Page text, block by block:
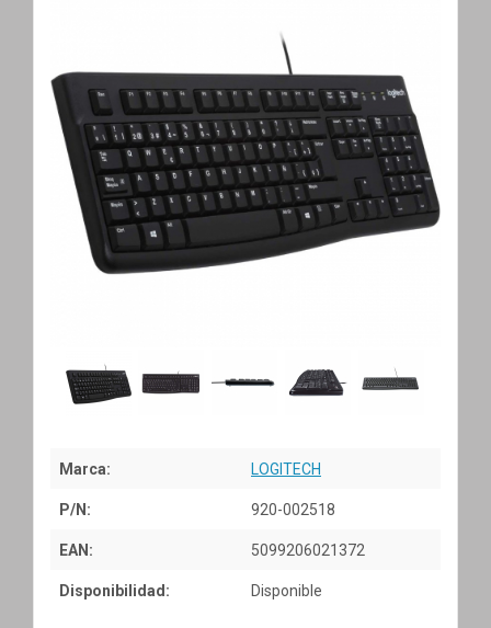
Marca: LOGITECH
P/N: 920-002518
EAN: 5099206021372
Disponibilidad: Disponible